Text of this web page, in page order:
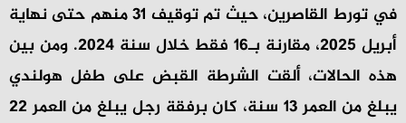
في تورط القاصرين، حيث تم توقيف 31 منهم حتى نهاية
أبريل 2025، مقارنة بـ16 فقط خلال سنة 2024. ومن بين
هذه الحالات، ألقت الشرطة القبض على طفل هولندي
يبلغ من العمر 13 سنة، كان برفقة رجل يبلغ من العمر 22